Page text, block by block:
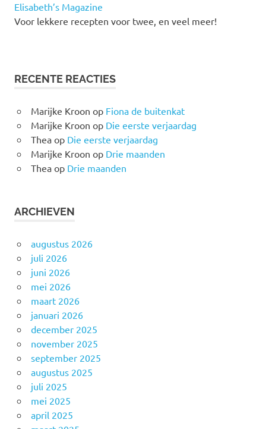
Elisabeth’s Magazine
Voor lekkere recepten voor twee, en veel meer!
RECENTE REACTIES
Marijke Kroon op Fiona de buitenkat
Marijke Kroon op Die eerste verjaardag
Theaop Die eerste verjaardag
Marijke Kroon op Drie maanden
Theaop Drie maanden
ARCHIEVEN
augustus 2026
juli 2026
juni 2026
mei 2026
maart 2026
januari 2026
december 2025
november 2025
september 2025
augustus 2025
juli 2025
mei 2025
april 2025